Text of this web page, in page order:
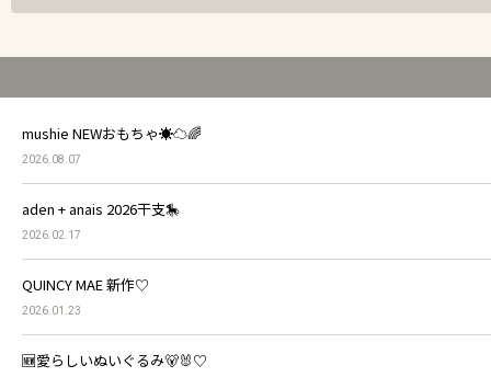
mushie NEWおもちゃ☀️☁️🌈
2026.08.07
aden + anais 2026干支🎠
2026.02.17
QUINCY MAE 新作♡
2026.01.23
🆕愛らしいぬいぐるみ🐻🐰♡